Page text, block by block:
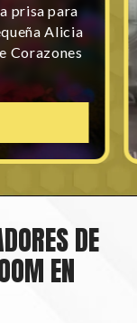
prisa para
Alicia
Corazones
DE
EN